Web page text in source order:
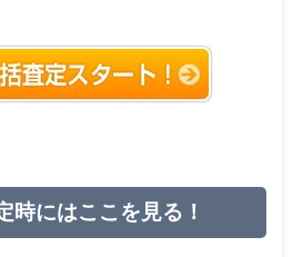
時にはここを見る！